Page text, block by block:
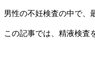
男性の不妊検査の中で、
この記事では、精液検査